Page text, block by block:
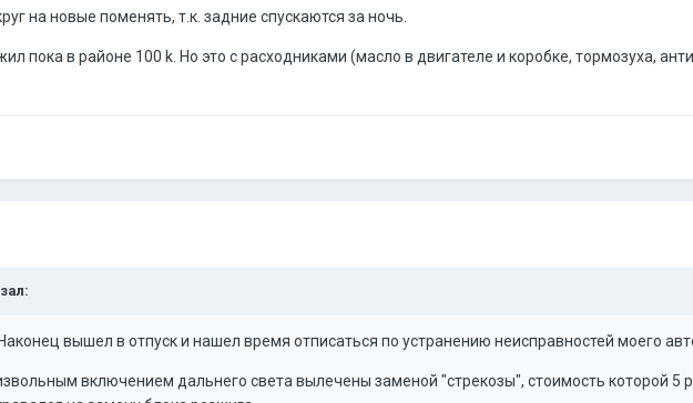
на новые поменять, т.к. задние спускаются за ночь.
пока в районе 100 k. Но это с расходниками (масло в двигателе и коробке, тормозуха,
вышел в отпуск и нашел время отписаться по устранению неисправностей моего
включением дальнего света вылечены заменой "стрекозы", стоимость которой 5